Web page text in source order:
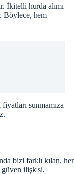
İkitelli hurda alımı
Böylece, hem
sunmamıza
bizi farklı kılan, her
güven ilişkisi,